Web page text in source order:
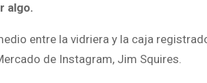
algo.
entre la vidriera y la caja
de Instagram, Jim Squires.